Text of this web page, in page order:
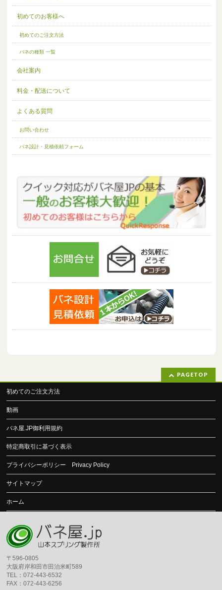
初めてのお客様へ
初めてのご注文方法
バネの種類 一覧
会社案内
料金・配送について
よくある質問
お問い合わせ
バネ設計・見積依頼フォーム
PAGETOP
初めてのご注文方法
動画
バネ屋.JP御利用規約
特定商取引に基づく表示
プライバシーポリシー Privacy Policy
サイトマップ
ホーム
〒596-0805
大阪府岸和田市田治米町589
TEL：072-443-6532
FAX：072-443-6256